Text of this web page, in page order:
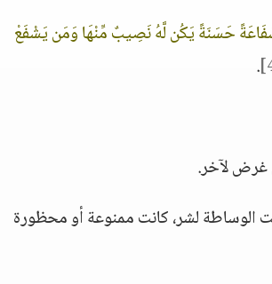
حَسَنَةً يَكُن لَّهُ نَصِيبٌ مِّنْهَا وَمَن يَشْفَعْ
.
غرض لآخر.
الوساطة لشر، كانت ممنوعة أو محظورة